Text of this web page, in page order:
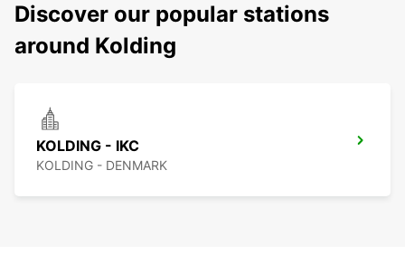
Discover our popular stations
around Kolding
KOLDING - IKC
KOLDING - DENMARK